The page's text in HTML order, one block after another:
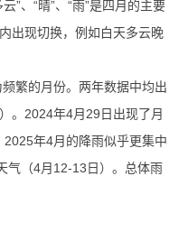
”、“晴”、“雨”是四月的主要
出现切换，例如白天多云晚
繁的月份。两年数据中均出
。2024年4月29日出现了月
年4月的降雨似乎更集中
气（4月12-13日）。总体雨